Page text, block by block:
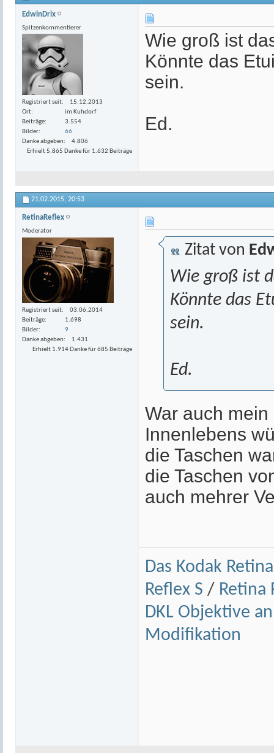
EdwinDrix
Spitzenkommentierer
Registriert seit
15.12.2013
Ort
im Kuhdorf
Beiträge
3.554
Bilder
66
Danke abgeben
4.806
Erhielt 5.865 Danke für 1.632 Beiträge
Wie groß ist
Könnte das
sein.
Ed.
21.02.2015, 20:53
RetinaReflex
Moderator
Registriert seit
03.06.2014
Beiträge
1.698
Bilder
9
Danke abgeben
1.431
Erhielt 1.914 Danke für 685 Beiträge
Zitat von
Wie groß ist
Könnte das
sein.
Ed.
War auch
Innenlebens
die Taschen
die Taschen
auch mehrer
Das Kodak
Reflex S / Retina
DKL Objektive
Modifikation